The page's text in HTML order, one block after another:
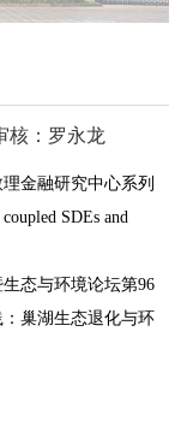
核：罗永龙
金融研究中心系列
SDEs and
态与环境论坛第96
巢湖生态退化与环